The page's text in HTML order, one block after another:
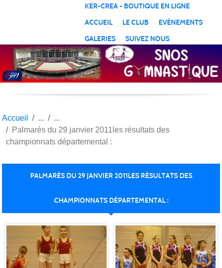
KER-CREA - BOUTIQUE EN LIGNE
ACCUEIL
LE CLUB
EVÈNEMENTS
GALERIES
SUIVEZ NOUS
Accueil
Palmarès du 29 janvier 2011les résultats des
championnats départemental :
PALMARÈS DU 29 JANVIER 2011LES RÉSULTATS DES
CHAMPIONNATS DÉPARTEMENTAL :
Panneau de gestion des cookies